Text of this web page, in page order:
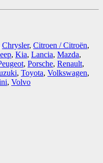
Chrysler, Citroen / Citroën,
, Kia, Lancia, Mazda,
, Porsche, Renault,
, Toyota, Volkswagen,
, Volvo